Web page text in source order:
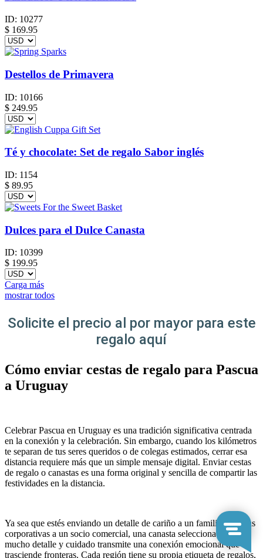
ID: 10277
$ 169.95
Destellos de Primavera
ID: 10166
$ 249.95
Té y chocolate: Set de regalo Sabor inglés
ID: 1154
$ 89.95
Dulces para el Dulce Canasta
ID: 10399
$ 199.95
Carga más
mostrar todos
Solicite el precio al por mayor para este
regalo aquí
Cómo enviar cestas de regalo para Pascua
a Uruguay
Celebrar Pascua en Uruguay es una tradición significativa centrada
en la conexión y la celebración. Sin embargo, cuando los kilómetros
te separan de tus seres queridos o de colegas estimados, cerrar esa
distancia requiere más que un simple mensaje digital. Enviar cestas
de regalo o canastas es una forma original y sencilla de compartir las
festividades en la distancia.
Ya sea que estés enviando un detalle de cariño a un familiar o cestas
corporativas a un socio comercial, una canasta seleccionada con
mucho detalle y cuidado transmite una conexión emocional que
trasciende fronteras. Cada región tiene su propia etiqueta de regalos,